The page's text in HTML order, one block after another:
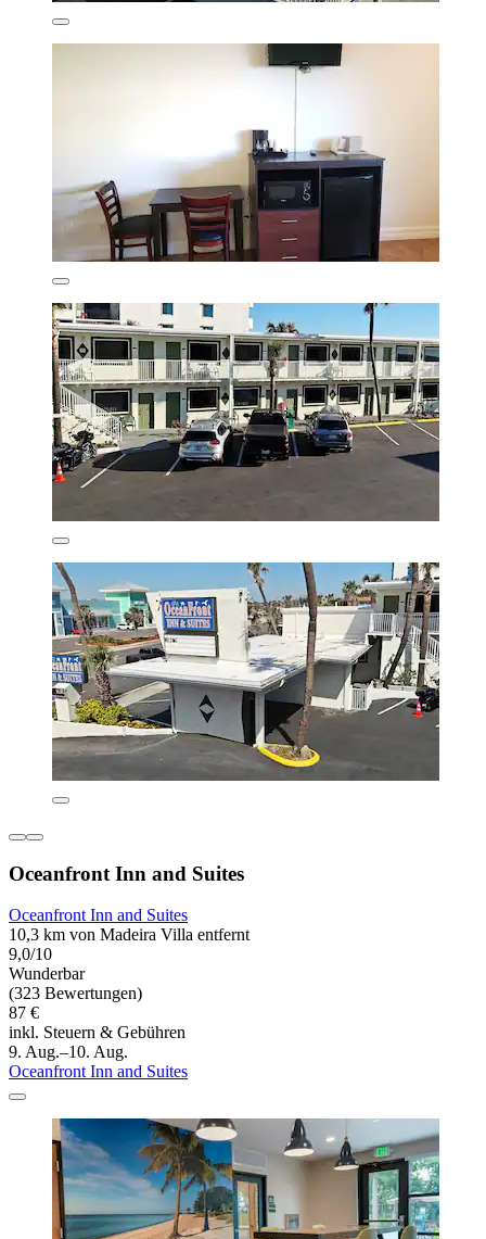
Oceanfront Inn and Suites
Oceanfront Inn and Suites
10,3 km von Madeira Villa entfernt
9,0/10
Wunderbar
(323 Bewertungen)
87 €
inkl. Steuern & Gebühren
9. Aug.–10. Aug.
Oceanfront Inn and Suites